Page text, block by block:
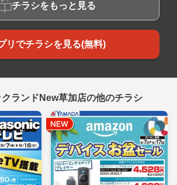
チラシをもっと見る
リでチラシを見る(無料)
ランドNew草加店の他のチラシ